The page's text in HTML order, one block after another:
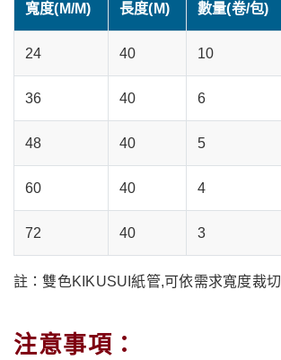
寬度(M/M) 長度(M) 數量(卷/包)
24 40 10
36 40 6
48 40 5
60 40 4
72 40 3
註：雙色KIKUSUI紙管,可依需求寬度裁切
注意事項：